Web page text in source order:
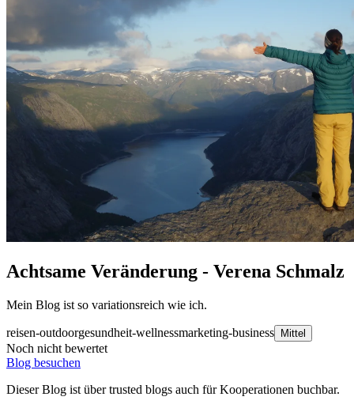
Achtsame Veränderung - Verena Schmalz
Mein Blog ist so variationsreich wie ich.
reisen-outdoorgesundheit-wellnessmarketing-business Mittel
Noch nicht bewertet
Blog besuchen
Dieser Blog ist über trusted blogs auch für Kooperationen buchbar.